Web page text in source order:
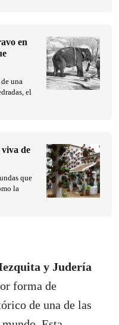
y Judería
forma de
de una de las
en
una
el
de
que
la